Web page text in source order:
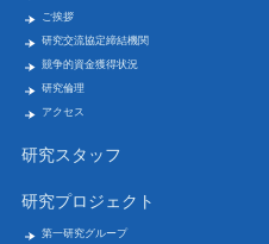
ご挨拶
研究交流協定締結機関
競争的資金獲得状況
研究倫理
アクセス
研究スタッフ
研究プロジェクト
第一研究グループ